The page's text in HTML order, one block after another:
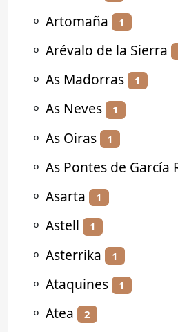
⚬ Artomaña 1
⚬ Arévalo de la Sierra
⚬ As Madorras 1
⚬ As Neves 1
⚬ As Oiras 1
⚬ As Pontes de García
⚬ Asarta 1
⚬ Astell 1
⚬ Asterrika 1
⚬ Ataquines 1
⚬ Atea 2